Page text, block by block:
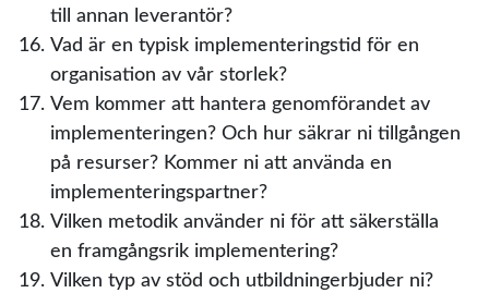
till annan leverantör?
Vad är en typisk implementeringstid för en
organisation av vår storlek?
Vem kommer att hantera genomförandet av
implementeringen? Och hur säkrar ni tillgången
på resurser? Kommer ni att använda en
implementeringspartner?
Vilken metodik använder ni för att säkerställa
en framgångsrik implementering?
Vilken typ av stöd och utbildningerbjuder ni?